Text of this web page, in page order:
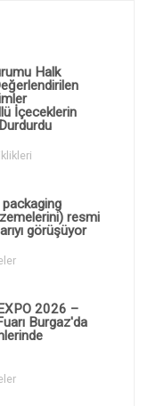
Halk
İçeceklerin
resmi
görüşüyor
2026 –
Burgaz'da